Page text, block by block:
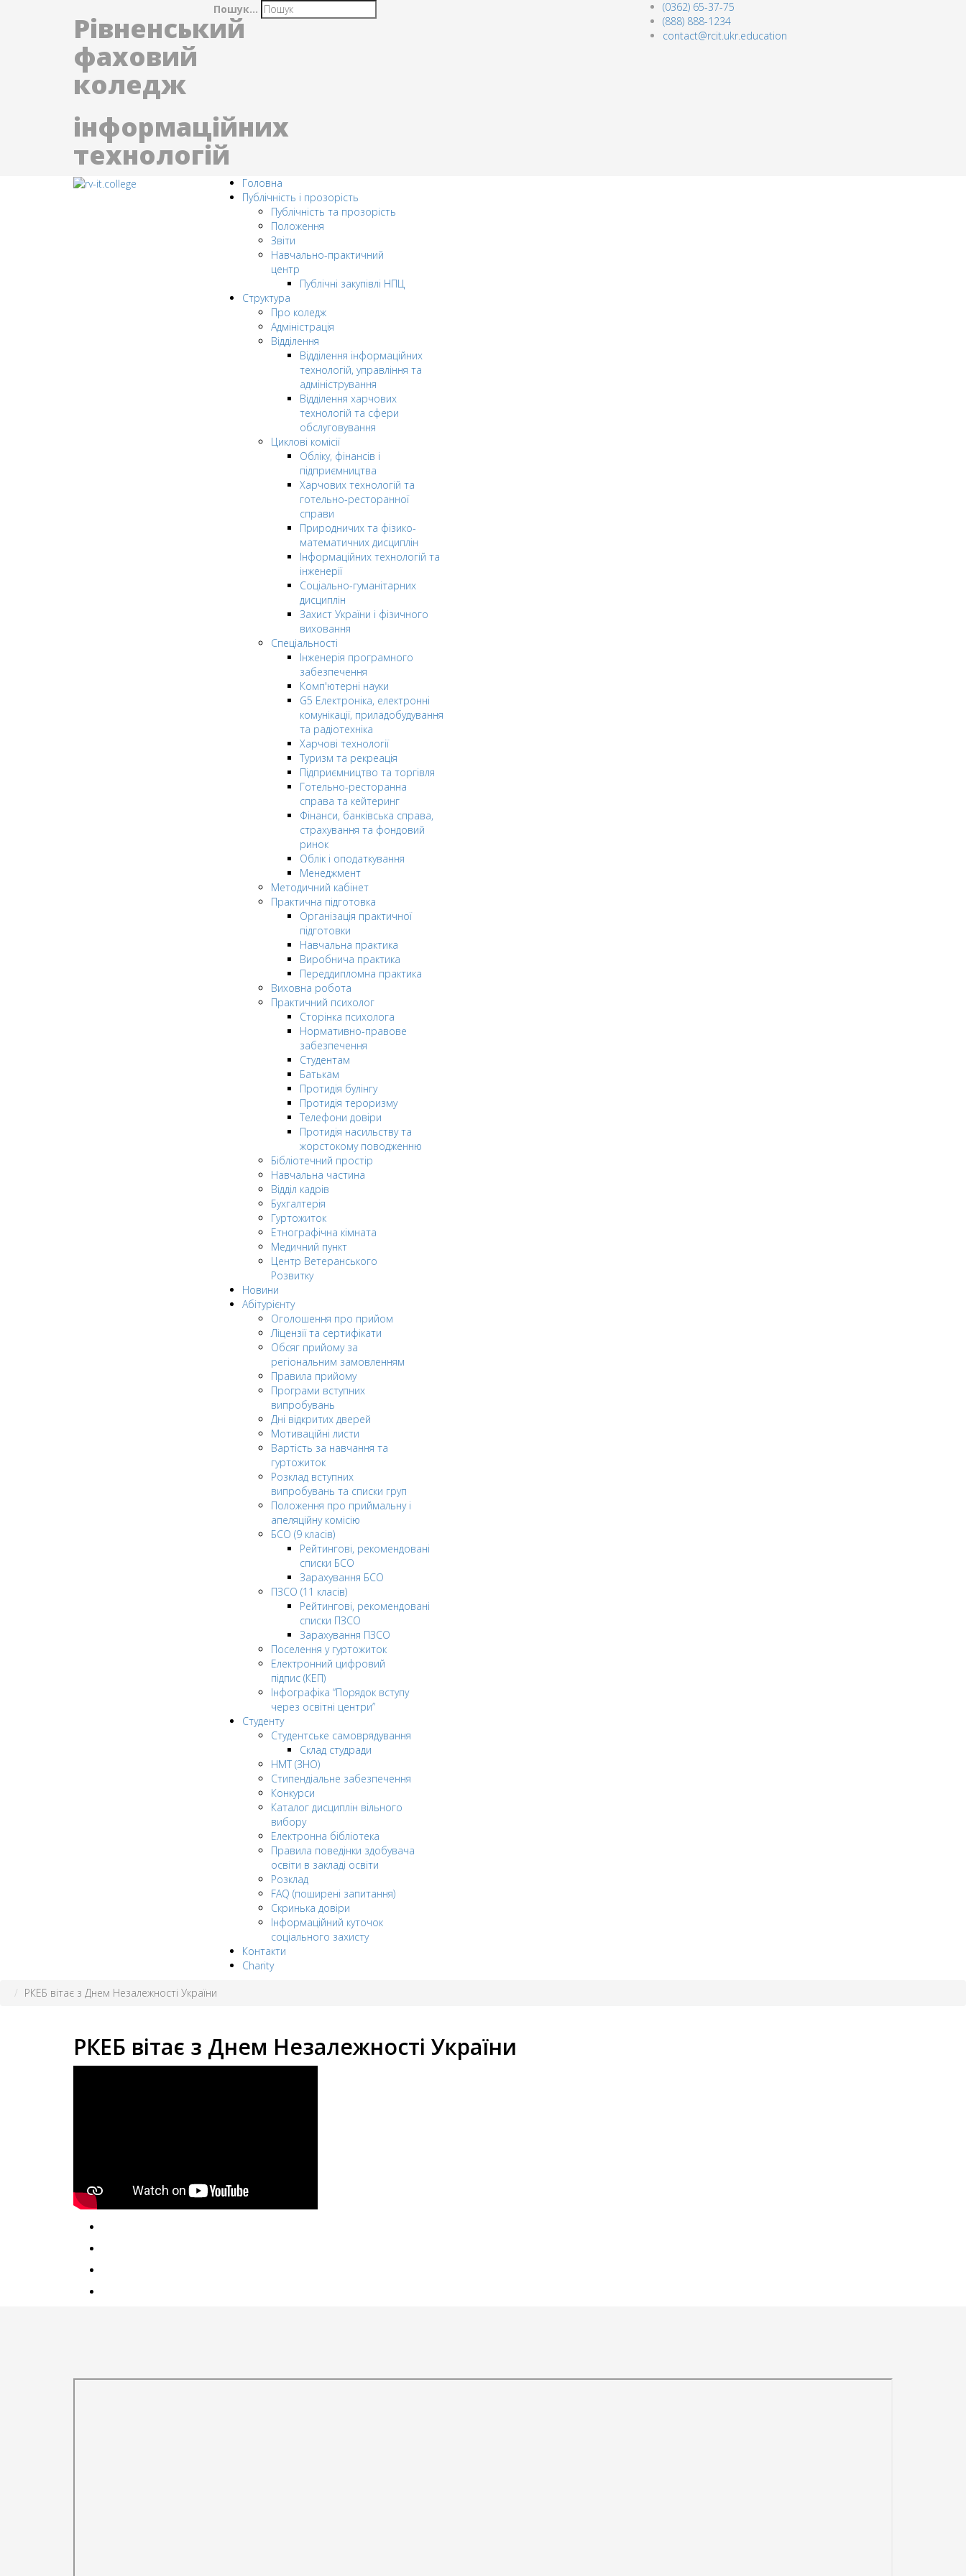
Рівненський
фаховий
коледж
інформаційних
технологій
Пошук...
(0362) 65-37-75
(888) 888-1234
contact@rcit.ukr.education
Головна
Публічність і прозорість
Публічність та прозорість
Положення
Звіти
Навчально-практичний
центр
Публічні закупівлі НПЦ
Структура
Про коледж
Адміністрація
Відділення
Відділення інформаційних
технологій, управління та
адміністрування
Відділення харчових
технологій та сфери
обслуговування
Циклові комісії
Обліку, фінансів і
підприємництва
Харчових технологій та
готельно-ресторанної
справи
Природничих та фізико-
математичних дисциплін
Інформаційних технологій та
інженерії
Соціально-гуманітарних
дисциплін
Захист України і фізичного
виховання
Спеціальності
Інженерія програмного
забезпечення
Комп'ютерні науки
G5 Електроніка, електронні
комунікації, приладобудування
та радіотехніка
Харчові технології
Туризм та рекреація
Підприємництво та торгівля
Готельно-ресторанна
справа та кейтеринг
Фінанси, банківська справа,
страхування та фондовий
ринок
Облік і оподаткування
Менеджмент
Методичний кабінет
Практична підготовка
Організація практичної
підготовки
Навчальна практика
Виробнича практика
Переддипломна практика
Виховна робота
Практичний психолог
Сторінка психолога
Нормативно-правове
забезпечення
Студентам
Батькам
Протидія булінгу
Протидія тероризму
Телефони довіри
Протидія насильству та
жорстокому поводженню
Бібліотечний простір
Навчальна частина
Відділ кадрів
Бухгалтерія
Гуртожиток
Етнографічна кімната
Медичний пункт
Центр Ветеранського
Розвитку
Новини
Абітурієнту
Оголошення про прийом
Ліцензії та сертифікати
Обсяг прийому за
регіональним замовленням
Правила прийому
Програми вступних
випробувань
Дні відкритих дверей
Мотиваційні листи
Вартість за навчання та
гуртожиток
Розклад вступних
випробувань та списки груп
Положення про приймальну і
апеляційну комісію
БСО (9 класів)
Рейтингові, рекомендовані
списки БСО
Зарахування БСО
ПЗСО (11 класів)
Рейтингові, рекомендовані
списки ПЗСО
Зарахування ПЗСО
Поселення у гуртожиток
Електронний цифровий
підпис (КЕП)
Інфографіка “Порядок вступу
через освітні центри”
Студенту
Студентське самоврядування
Склад студради
НМТ (ЗНО)
Стипендіальне забезпечення
Конкурси
Каталог дисциплін вільного
вибору
Електронна бібліотека
Правила поведінки здобувача
освіти в закладі освіти
Розклад
FAQ (поширені запитання)
Скринька довіри
Інформаційний куточок
соціального захисту
Контакти
Charity
РКЕБ вітає з Днем Незалежності України
РКЕБ вітає з Днем Незалежності України